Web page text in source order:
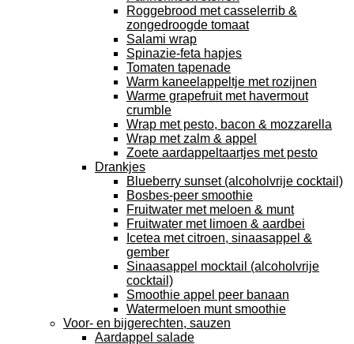
Roggebrood met casselerrib &
zongedroogde tomaat
Salami wrap
Spinazie-feta hapjes
Tomaten tapenade
Warm kaneelappeltje met rozijnen
Warme grapefruit met havermout
crumble
Wrap met pesto, bacon & mozzarella
Wrap met zalm & appel
Zoete aardappeltaartjes met pesto
Drankjes
Blueberry sunset (alcoholvrije cocktail)
Bosbes-peer smoothie
Fruitwater met meloen & munt
Fruitwater met limoen & aardbei
Icetea met citroen, sinaasappel &
gember
Sinaasappel mocktail (alcoholvrije
cocktail)
Smoothie appel peer banaan
Watermeloen munt smoothie
Voor- en bijgerechten, sauzen
Aardappel salade